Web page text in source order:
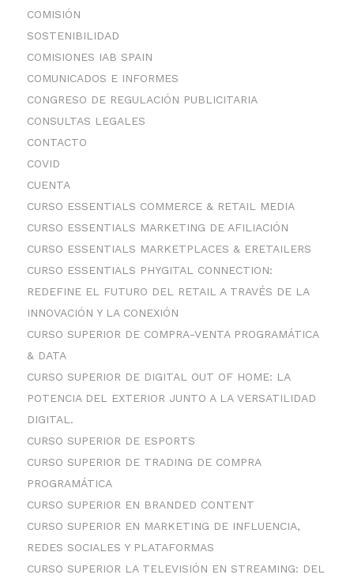
COMISIÓN
SOSTENIBILIDAD
COMISIONES IAB SPAIN
COMUNICADOS E INFORMES
CONGRESO DE REGULACIÓN PUBLICITARIA
CONSULTAS LEGALES
CONTACTO
COVID
CUENTA
CURSO ESSENTIALS COMMERCE & RETAIL MEDIA
CURSO ESSENTIALS MARKETING DE AFILIACIÓN
CURSO ESSENTIALS MARKETPLACES & ERETAILERS
CURSO ESSENTIALS PHYGITAL CONNECTION:
REDEFINE EL FUTURO DEL RETAIL A TRAVÉS DE LA
INNOVACIÓN Y LA CONEXIÓN
CURSO SUPERIOR DE COMPRA-VENTA PROGRAMÁTICA
& DATA
CURSO SUPERIOR DE DIGITAL OUT OF HOME: LA
POTENCIA DEL EXTERIOR JUNTO A LA VERSATILIDAD
DIGITAL.
CURSO SUPERIOR DE ESPORTS
CURSO SUPERIOR DE TRADING DE COMPRA
PROGRAMÁTICA
CURSO SUPERIOR EN BRANDED CONTENT
CURSO SUPERIOR EN MARKETING DE INFLUENCIA,
REDES SOCIALES Y PLATAFORMAS
CURSO SUPERIOR LA TELEVISIÓN EN STREAMING: DEL